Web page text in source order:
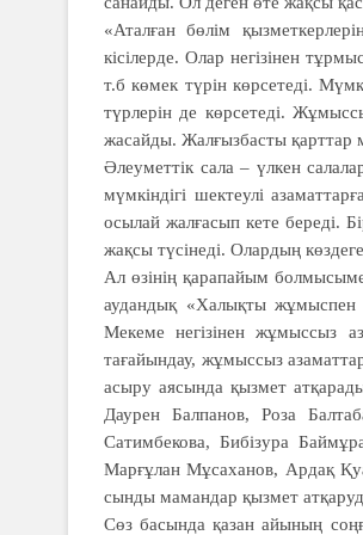
«Аталған бөлім
кісілерде. Олар негізінен
т.б көмек түрін көрсетеді.
түрлерін де көрсетеді.
жасайды. Жалғызбас­ты қарттар
Әлеуметтік сала – үлкен
мүмкіндігі шектеулі
осылай жалғасып кете береді.
жақсы түсінеді. Олардың
Ал өзінің қарапайым
аудандық «Халық­ты жұмыспен
Мекеме негізінен жұмыссыз
тағайындау, жұмыссыз
асыру аясында қызмет
Даурен Балпанов, Роза
Сатимбекова, Бибізура
Марғұлан Мұсаханов, Ардақ
сынды мамандар қызмет
Сөз басында қазан айының